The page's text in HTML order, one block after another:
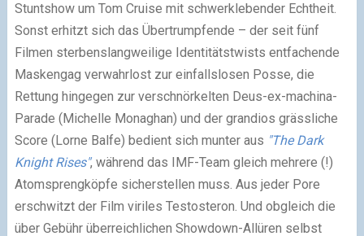
Stuntshow um Tom Cruise mit schwerklebender Echtheit.
Sonst erhitzt sich das Übertrumpfende – der seit fünf
Filmen sterbenslangweilige Identitätstwists entfachende
Maskengag verwahrlost zur einfallslosen Posse, die
Rettung hingegen zur verschnörkelten Deus-ex-machina-
Parade (Michelle Monaghan) und der grandios grässliche
Score (Lorne Balfe) bedient sich munter aus "The Dark
Knight Rises", während das IMF-Team gleich mehrere (!)
Atomsprengköpfe sicherstellen muss. Aus jeder Pore
erschwitzt der Film viriles Testosteron. Und obgleich die
über Gebühr überreichlichen Showdown-Allüren selbst